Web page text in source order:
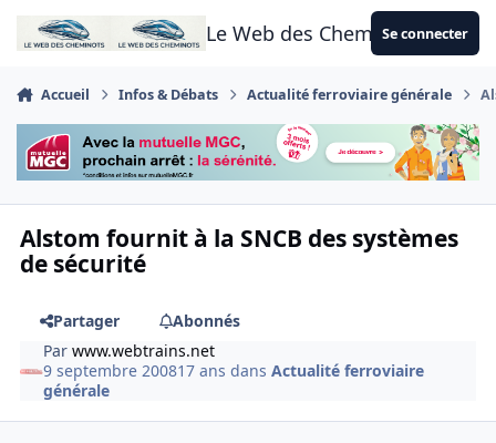
Aller au contenu
Le Web des CheminotsSe connecter
Accueil Infos & Débats Actualité ferroviaire générale
Alstom fournit à la SNCB des systèmes
de sécurité
Partager
Abonnés
Parwww.webtrains.net
9 septembre 200817 ans dansActualité ferroviaire
générale